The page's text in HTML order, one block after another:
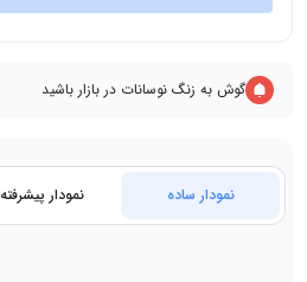
گوش به زنگ نوسانات در بازار باشید
نمودار ساده نمودار پیشرفته